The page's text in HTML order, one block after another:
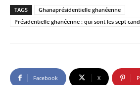
TAGS
Ghanaprésidentielle ghanéenne
Présidentielle ghanéenne : qui sont les sept
Facebook X